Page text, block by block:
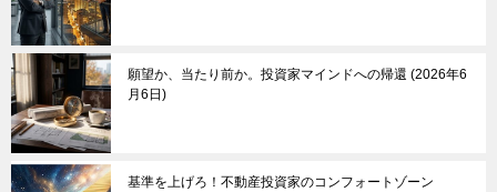
願望か、当たり前か。投資家マインドへの帰還 2026年6
月6日
基準を上げろ！不動産投資家のコンフォートゾーン